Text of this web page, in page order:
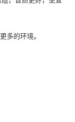
的环境。